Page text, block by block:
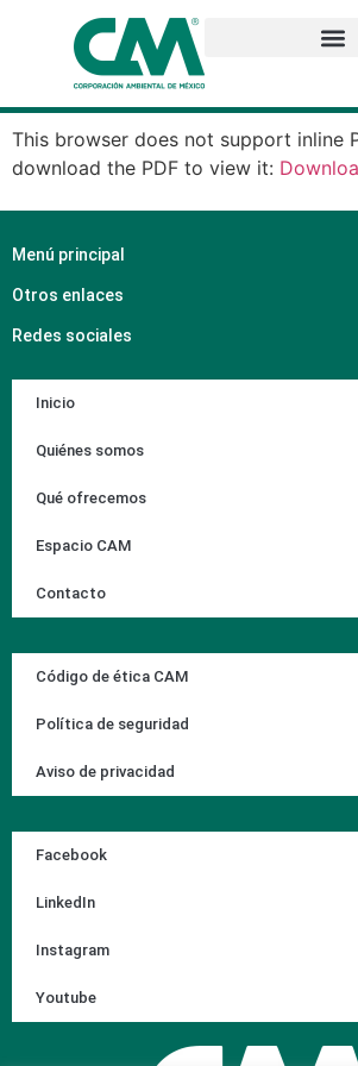
This browser does not support inline
download the PDF to view it:
Menú principal
Otros enlaces
Redes sociales
Inicio
Quiénes somos
Qué ofrecemos
Espacio CAM
Contacto
Código de ética CAM
Política de seguridad
Aviso de privacidad
Facebook
LinkedIn
Instagram
Youtube